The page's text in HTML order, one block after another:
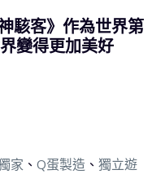
駭客》作為世界第
變得更加美好
家 、 Q蛋製造 、 獨立遊